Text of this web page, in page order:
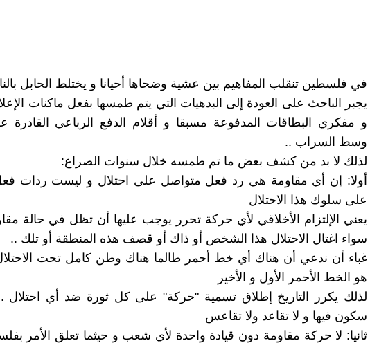
في فلسطين تنقلب المفاهيم بين عشية وضحاها أحيانا و يختلط الحابل
يجبر الباحث على العودة إلى البدهيات التي يتم طمسها بفعل ماكنات
و مفكري البطاقات المدفوعة مسبقا و أقلام الدفع الرباعي القادرة
وسط السراب ..
لذلك لا بد من كشف بعض ما تم طمسه خلال سنوات الصراع:
أولا: إن أي مقاومة هي رد فعل متواصل على احتلال و ليست ردات
على سلوك هذا الاحتلال
يعني الإلتزام الأخلاقي لأي حركة تحرر يوجب عليها أن تظل في حالة
سواء اغتال الاحتلال هذا الشخص أو ذاك أو قصف هذه المنطقة أو تلك ..
غباء أن ندعي أن هناك أي خط أحمر طالما هناك وطن كامل تحت
هو الخط الأحمر الأول و الأخير
لذلك يكرر التاريخ إطلاق تسمية "حركة" على كل ثورة ضد أي احتلال
سكون فيها و لا تقاعد ولا تقاعس
ثانيا: لا حركة مقاومة دون قيادة واحدة لأي شعب و حيثما تعلق الأمر